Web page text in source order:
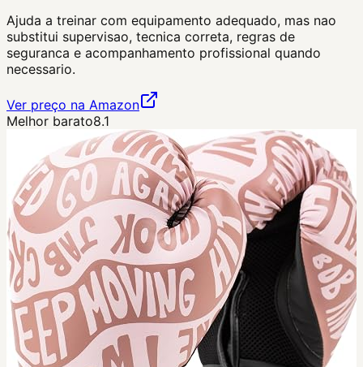
Ajuda a treinar com equipamento adequado, mas nao
substitui supervisao, tecnica correta, regras de
seguranca e acompanhamento profissional quando
necessario.
Ver preço na Amazon
Melhor barato8.1